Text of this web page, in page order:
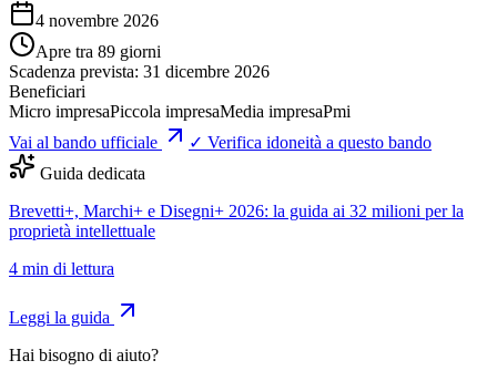
4 novembre 2026
Apre tra 89 giorni
Scadenza prevista: 31 dicembre 2026
Beneficiari
Micro impresaPiccola impresaMedia impresaPmi
Vai al bando ufficiale
✓ Verifica idoneità a questo bando
Guida dedicata
Brevetti+, Marchi+ e Disegni+ 2026: la guida ai 32 milioni per la
proprietà intellettuale
4 min di lettura
Leggi la guida
Hai bisogno di aiuto?